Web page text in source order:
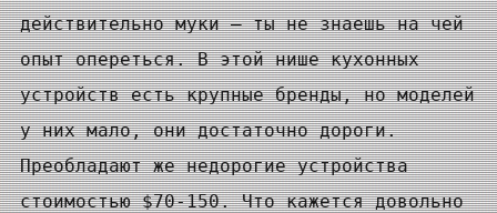
действительно муки — ты не знаешь на чей
опыт опереться. В этой нише кухонных
устройств есть крупные бренды, но моделей
у них мало, они достаточно дороги.
Преобладают же недорогие устройства
стоимостью $70-150. Что кажется довольно